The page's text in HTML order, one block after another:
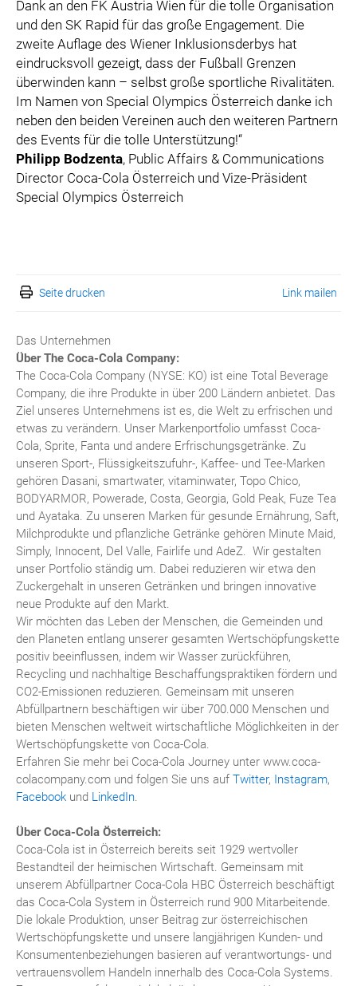
Dank an den FK Austria Wien für die tolle Organisation
und den SK Rapid für das große Engagement. Die
zweite Auflage des Wiener Inklusionsderbys hat
eindrucksvoll gezeigt, dass der Fußball Grenzen
überwinden kann – selbst große sportliche Rivalitäten.
Im Namen von Special Olympics Österreich danke ich
neben den beiden Vereinen auch den weiteren Partnern
des Events für die tolle Unterstützung!“
Philipp Bodzenta, Public Affairs & Communications
Director Coca-Cola Österreich und Vize-Präsident
Special Olympics Österreich
Seite drucken Link mailen
Das Unternehmen
Über The Coca-Cola Company:
The Coca-Cola Company (NYSE: KO) ist eine Total Beverage
Company, die ihre Produkte in über 200 Ländern anbietet. Das
Ziel unseres Unternehmens ist es, die Welt zu erfrischen und
etwas zu verändern. Unser Markenportfolio umfasst Coca-
Cola, Sprite, Fanta und andere Erfrischungsgetränke. Zu
unseren Sport-, Flüssigkeitszufuhr-, Kaffee- und Tee-Marken
gehören Dasani, smartwater, vitaminwater, Topo Chico,
BODYARMOR, Powerade, Costa, Georgia, Gold Peak, Fuze Tea
und Ayataka. Zu unseren Marken für gesunde Ernährung, Saft,
Milchprodukte und pflanzliche Getränke gehören Minute Maid,
Simply, Innocent, Del Valle, Fairlife und AdeZ. Wir gestalten
unser Portfolio ständig um. Dabei reduzieren wir etwa den
Zuckergehalt in unseren Getränken und bringen innovative
neue Produkte auf den Markt.
Wir möchten das Leben der Menschen, die Gemeinden und
den Planeten entlang unserer gesamten Wertschöpfungskette
positiv beeinflussen, indem wir Wasser zurückführen,
Recycling und nachhaltige Beschaffungspraktiken fördern und
CO2-Emissionen reduzieren. Gemeinsam mit unseren
Abfüllpartnern beschäftigen wir über 700.000 Menschen und
bieten Menschen weltweit wirtschaftliche Möglichkeiten in der
Wertschöpfungskette von Coca-Cola.
Erfahren Sie mehr bei Coca-Cola Journey unter www.coca-
colacompany.com und folgen Sie uns auf Twitter, Instagram,
Facebook und LinkedIn.
Über Coca-Cola Österreich:
Coca-Cola ist in Österreich bereits seit 1929 wertvoller
Bestandteil der heimischen Wirtschaft. Gemeinsam mit
unserem Abfüllpartner Coca-Cola HBC Österreich beschäftigt
das Coca-Cola System in Österreich rund 900 Mitarbeitende.
Die lokale Produktion, unser Beitrag zur österreichischen
Wertschöpfungskette und unsere langjährigen Kunden- und
Konsumentenbeziehungen basieren auf verantwortungs- und
vertrauensvollem Handeln innerhalb des Coca-Cola Systems.